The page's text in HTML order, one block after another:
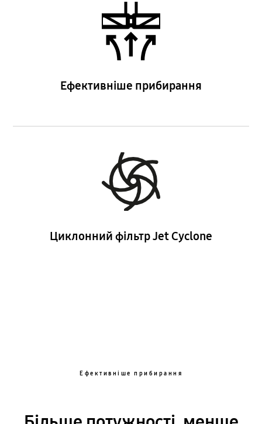
Ефективніше прибирання
Циклонний фільтр Jet Cyclone
Ефективніше прибирання